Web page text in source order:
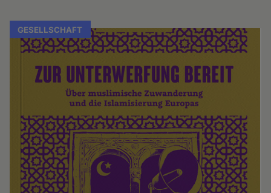
GESELLSCHAFT